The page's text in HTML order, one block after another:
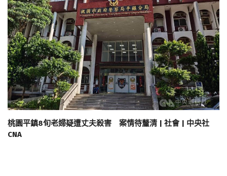
桃園平鎮8旬老婦疑遭丈夫殺害 案情待釐清 | 社會 | 中央社
CNA